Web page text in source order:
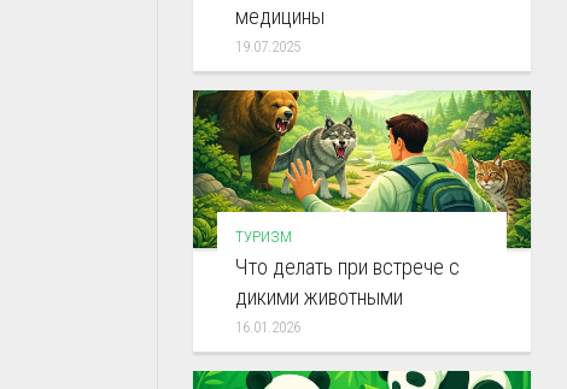
медицины
19.07.2025
ТУРИЗМ
Что делать при встрече с
дикими животными
16.01.2026